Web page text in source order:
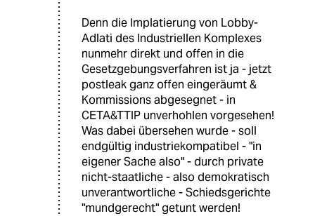
Denn die Implatierung von Lobby-
Adlati des Industriellen Komplexes
nunmehr direkt und offen in die
Gesetzgebungsverfahren ist ja - jetzt
postleak ganz offen eingeräumt &
Kommissions abgesegnet - in
CETA&TTIP unverhohlen vorgesehen!
Was dabei übersehen wurde - soll
endgültig industriekompatibel - "in
eigener Sache also" - durch private
nicht-staatliche - also demokratisch
unverantwortliche - Schiedsgerichte
"mundgerecht" getunt werden!